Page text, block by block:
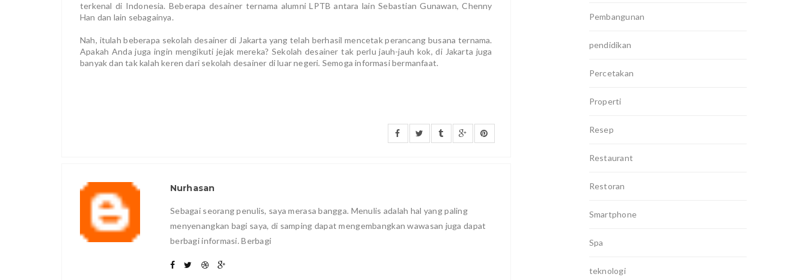
terkenal di Indonesia. Beberapa desainer ternama alumni LPTB antara lain Sebastian Gunawan, Chenny
Han dan lain sebagainya.
Nah, itulah beberapa sekolah desainer di Jakarta yang telah berhasil mencetak perancang busana ternama.
Apakah Anda juga ingin mengikuti jejak mereka? Sekolah desainer tak perlu jauh-jauh kok, di Jakarta juga
banyak dan tak kalah keren dari sekolah desainer di luar negeri. Semoga informasi bermanfaat.
Nurhasan
Sebagai seorang penulis, saya merasa bangga. Menulis adalah hal yang paling
menyenangkan bagi saya, di samping dapat mengembangkan wawasan juga dapat
berbagi informasi. Berbagi
Pembangunan
pendidikan
Percetakan
Properti
Resep
Restaurant
Restoran
Smartphone
Spa
teknologi